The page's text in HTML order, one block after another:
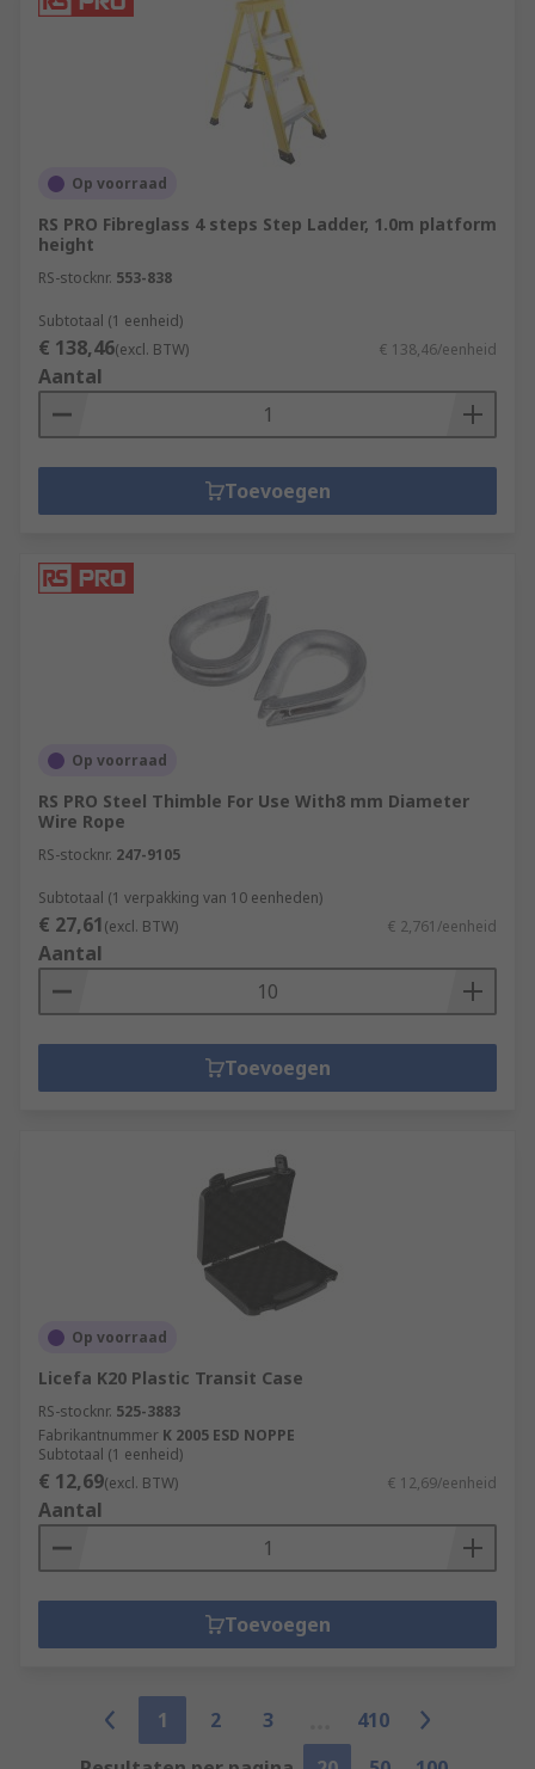
Op voorraad
RS PRO Fibreglass 4 steps Step Ladder, 1.0m platform
height
RS-stocknr. 553-838
Subtotaal (1 eenheid)
€ 138,46(excl. BTW) € 138,46/eenheid
Aantal
Toevoegen
Op voorraad
RS PRO Steel Thimble For Use With8 mm Diameter
Wire Rope
RS-stocknr. 247-9105
Subtotaal (1 verpakking van 10 eenheden)
€ 27,61(excl. BTW) € 2,761/eenheid
Aantal
Toevoegen
Op voorraad
Licefa K20 Plastic Transit Case
RS-stocknr. 525-3883
Fabrikantnummer K 2005 ESD NOPPE
Subtotaal (1 eenheid)
€ 12,69(excl. BTW) € 12,69/eenheid
Aantal
Toevoegen
1 2 3
410